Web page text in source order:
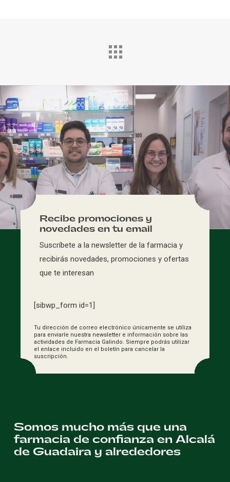
No hay productos
en el carrito.
Ir A La Tienda
Recibe promociones y
novedades en tu email
Suscríbete a la newsletter de la farmacia y
recibirás novedades, promociones y ofertas
que te interesan
[sibwp_form id=1]
Tu dirección de correo electrónico únicamente se utiliza
para enviarle nuestra newsletter e información sobre las
actividades de Farmacia Galindo. Siempre podrás utilizar
el enlace incluido en el boletín para cancelar la
suscripción.
Somos mucho más que una
farmacia de confianza en Alcalá
de Guadaira y alrededores